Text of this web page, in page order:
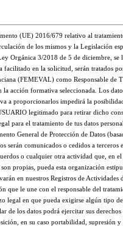
(UE) 2016/679 relativo al
de los mismos y la Legislación
Orgánica 3/2018 de 5 de diciembre, se
facilitado en la solicitud, serán tratados
(FEMEVAL) como Responsable de
acción formativa seleccionada. Los
a proporcionarlos impedirá la
legitimado para retirar dicho
para el tratamiento de tus datos
General de Protección de Datos
serán comunicados o cedidos a terceros
o cualquier otra actividad que, en el
propias, pueda esta organización
en nuestros Registros de Actividades
que le une con el responsable del
legal en que pueda exigirse algún tipo
de los datos podrá ejercitar sus derechos
en su caso portabilidad, supresión